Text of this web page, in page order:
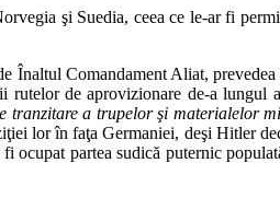
şi Suedia, ceea ce le-ar fi
Înaltul Comandament Aliat, prevedea
de aprovizionare de-a
tranzitare a trupelor şi materialelor
lor în faţa Germaniei, deşi Hitler
ocupat partea sudică puternic